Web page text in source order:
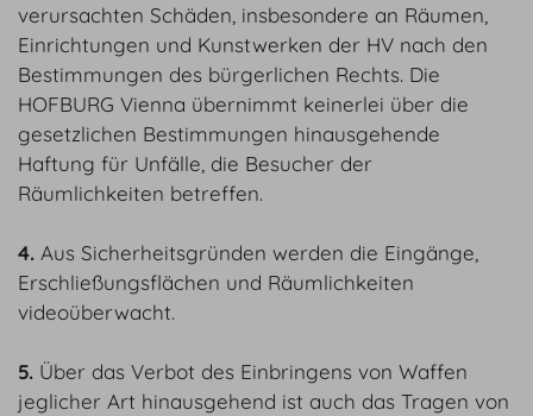
verursachten Schäden, insbesondere an Räumen,
Einrichtungen und Kunstwerken der HV nach den
Bestimmungen des bürgerlichen Rechts. Die
HOFBURG Vienna übernimmt keinerlei über die
gesetzlichen Bestimmungen hinausgehende
Haftung für Unfälle, die Besucher der
Räumlichkeiten betreffen.
4. Aus Sicherheitsgründen werden die Eingänge,
Erschließungsflächen und Räumlichkeiten
videoüberwacht.
5. Über das Verbot des Einbringens von Waffen
jeglicher Art hinausgehend ist auch das Tragen von